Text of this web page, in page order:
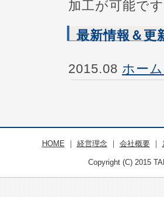
加工が可能で
最新情報＆更
2015.08 ホー
HOME ｜ 経営理念｜ 会社概要｜
Copyright (C) 2015